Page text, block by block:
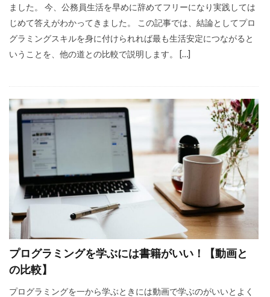
ました。 今、公務員生活を早めに辞めてフリーになり実践しては
じめて答えがわかってきました。 この記事では、結論としてプロ
グラミングスキルを身に付けられれば最も生活安定につながると
いうことを、他の道との比較で説明します。 […]
プログラミングを学ぶには書籍がいい！【動画と
の比較】
プログラミングを一から学ぶときには動画で学ぶのがいいとよく